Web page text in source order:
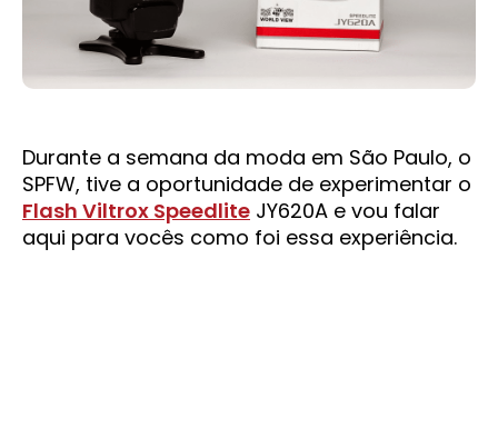
Durante a semana da moda em São Paulo, o
SPFW, tive a oportunidade de experimentar o
Flash Viltrox Speedlite JY620A e vou falar
aqui para vocês como foi essa experiência.